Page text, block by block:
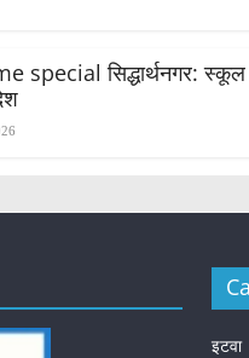
special सिद्धार्थनगर: स्कूल
इटवा